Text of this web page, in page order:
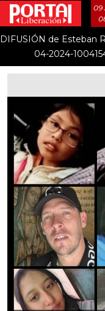
09
DIFUSIÓN de Esteban
04-2024-